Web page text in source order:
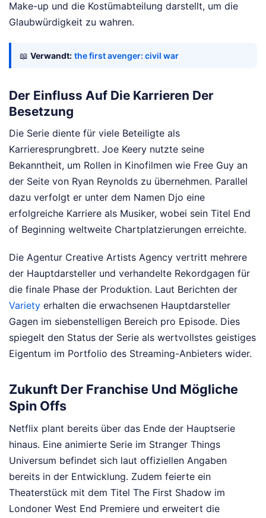
Make-up und die Kostümabteilung darstellt, um die
Glaubwürdigkeit zu wahren.
📖 Verwandt: the first avenger: civil war
Der Einfluss Auf Die Karrieren Der
Besetzung
Die Serie diente für viele Beteiligte als
Karrieresprungbrett. Joe Keery nutzte seine
Bekanntheit, um Rollen in Kinofilmen wie Free Guy an
der Seite von Ryan Reynolds zu übernehmen. Parallel
dazu verfolgt er unter dem Namen Djo eine
erfolgreiche Karriere als Musiker, wobei sein Titel End
of Beginning weltweite Chartplatzierungen erreichte.
Die Agentur Creative Artists Agency vertritt mehrere
der Hauptdarsteller und verhandelte Rekordgagen für
die finale Phase der Produktion. Laut Berichten der
Variety erhalten die erwachsenen Hauptdarsteller
Gagen im siebenstelligen Bereich pro Episode. Dies
spiegelt den Status der Serie als wertvollstes geistiges
Eigentum im Portfolio des Streaming-Anbieters wider.
Zukunft Der Franchise Und Mögliche
Spin Offs
Netflix plant bereits über das Ende der Hauptserie
hinaus. Eine animierte Serie im Stranger Things
Universum befindet sich laut offiziellen Angaben
bereits in der Entwicklung. Zudem feierte ein
Theaterstück mit dem Titel The First Shadow im
Londoner West End Premiere und erweitert die